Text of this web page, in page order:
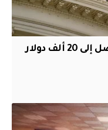
أميركا تقر سندات تأشيرات تصل إلى 20 ألف دولار